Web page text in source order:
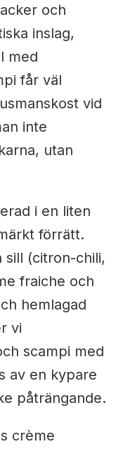
och
inslag,
med
får väl
vid
inte
utan
i en liten
förrätt.
sill (citron-chili,
fraiche och
hemlagad
vi
scampi med
av en kypare
påträngande.
crème